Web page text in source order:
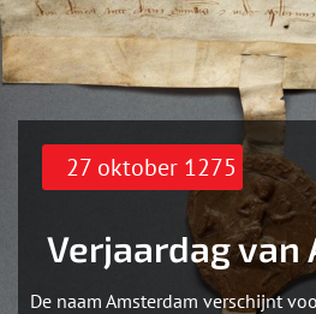
27 oktober 1275
Verjaardag van
De naam Amsterdam verschijnt